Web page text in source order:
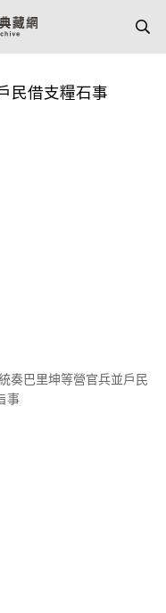
民借支糧石事
奏巴里坤等營官兵並戶民
事